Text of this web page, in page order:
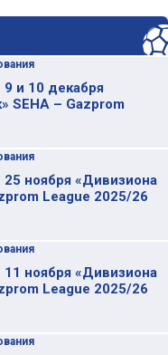
и 10 декабря
SEHA – Gazprom
ноября «Дивизиона
League 2025/26
ноября «Дивизиона
League 2025/26